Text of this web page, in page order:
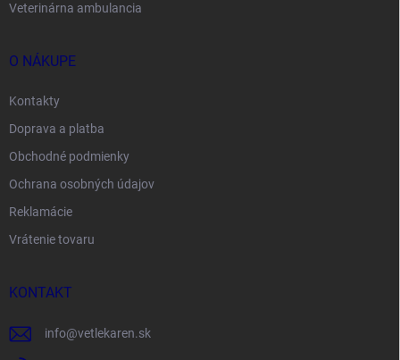
Veterinárna ambulancia
O NÁKUPE
Kontakty
Doprava a platba
Obchodné podmienky
Ochrana osobných údajov
Reklamácie
Vrátenie tovaru
KONTAKT
info@vetlekaren.sk